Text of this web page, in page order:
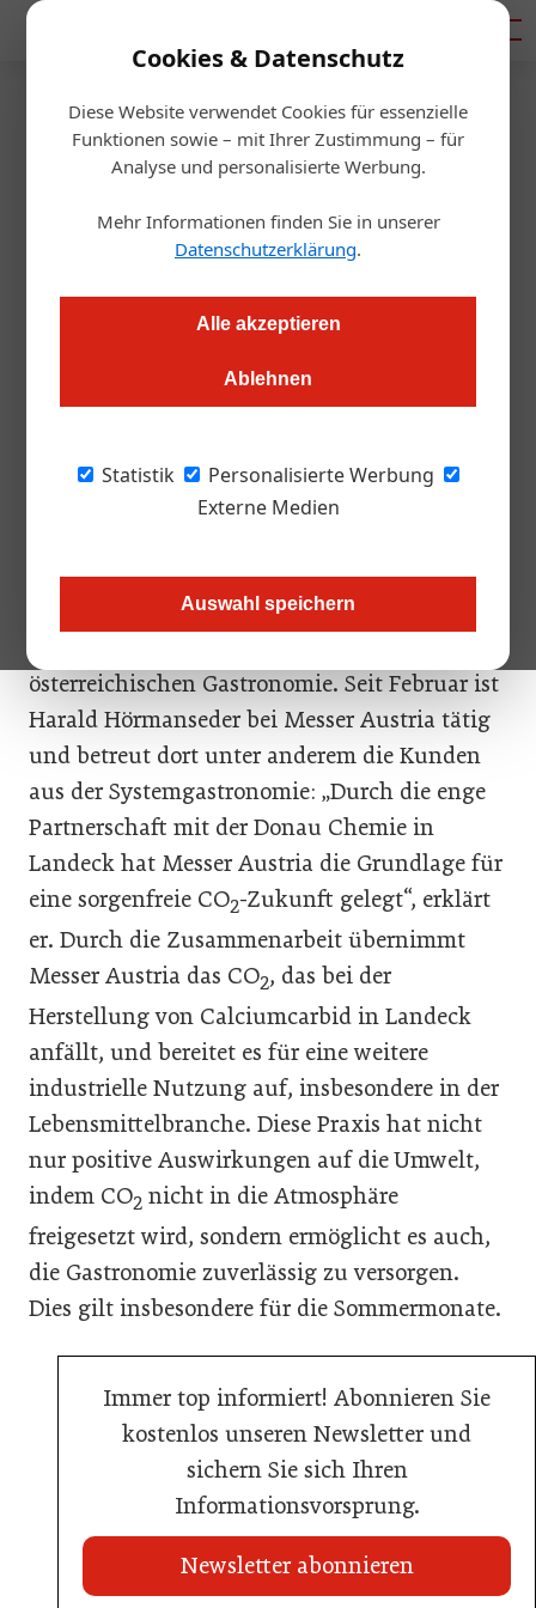
Cookies & Datenschutz
Diese Website verwendet Cookies für essenzielle
Funktionen sowie – mit Ihrer Zustimmung – für
Analyse und personalisierte Werbung.
Mehr Informationen finden Sie in unserer
Datenschutzerklärung.
Alle akzeptieren
Ablehnen
Statistik
Personalisierte Werbung
Externe Medien
Auswahl speichern
Startseite/Gastro & Hotel
Engpass
Wird Kohlensäure auch heuer
wieder knapp?
Von der Schankgas-Knappheit im Sommer können
Austria setzt jetzt auf Recycling
Gasmarkt diesen Sommer verspricht
Industriegas-Spezialist Messer eine
österreichischen Gastronomie. Seit Februar ist
Harald Hörmanseder bei Messer Austria tätig
und betreut dort unter anderem die Kunden
aus der Systemgastronomie: „Durch die enge
Partnerschaft mit der Donau Chemie in
Landeck hat Messer Austria die Grundlage für
eine sorgenfreie CO2-Zukunft gelegt“, erklärt
er. Durch die Zusammenarbeit übernimmt
Messer Austria das CO2, das bei der
Herstellung von Calciumcarbid in Landeck
anfällt, und bereitet es für eine weitere
industrielle Nutzung auf, insbesondere in der
Lebensmittelbranche. Diese Praxis hat nicht
nur positive Auswirkungen auf die Umwelt,
indem CO2 nicht in die Atmosphäre
freigesetzt wird, sondern ermöglicht es auch,
die Gastronomie zuverlässig zu versorgen.
Dies gilt insbesondere für die Sommermonate.
Immer top informiert! Abonnieren Sie
kostenlos unseren Newsletter und
sichern Sie sich Ihren
Informationsvorsprung.
Newsletter abonnieren